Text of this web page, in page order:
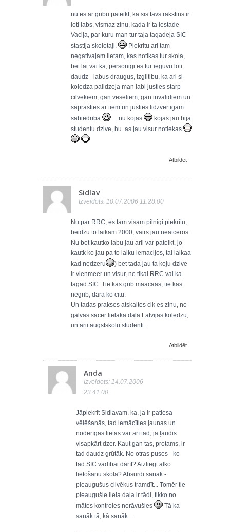
nu es ar gribu pateikt, ka sis tavs rakstins ir
loti labs, vismaz zinu, kada ir ta iestade
Vacija, par kuru man tur taja tagadeja SIC
stastija skolotaji.
Piekritu ari tam
negativajam lietam, kas notikas tur skola,
bet lai vai ka, personigi es tur ieguvu loti
daudz - labus draugus, izglitibu, ka ari si
koledza palidzeja man labi justies starp
cilvekiem, gan veseliem, gan invalidiem un
saprasties ar tiem un justies lidzvertigam
sabiedriba
.... nu kojas
kojas jau bija
studentu dzive, hu..as jau visur notiekas
Atbildēt
Sidlav
Izveidots: 10.07.2006 11:28:00
Nu par RRC, es tam visam pilnigi piekrītu,
beidzu to laikam 2000, vairs jau neatceros.
Nu bet kautko labu jau arii var pateikt, jo
kautk ko jau pa to laiku iemacijos, tai laikaa
kad nedzeru
) bet tada jau ta koju dzive
ir vienmeer un visur, ne tikai RRC vai ka
tagad SIC. Tie kas grib maacaas, tie kas
negrib, dara ko citu.
Un tadas prakses atskaites cik es zinu, no
galvas sacer lielaka daļa Latvijas koledzu,
un arii augstskolu studenti.
Atbildēt
Anda
Izveidots: 14.07.2006
23:41:00
Jāpiekrīt Sidlavam, ka, ja ir patiesa
vēlēšanās, tad iemācīties jaunas un
noderīgas lietas var arī tad, ja ļaudis
visapkārt dzer. Kaut gan tas, protams, ir
tad daudz grūtāk. No otras puses - ko
tad SIC vadībai darīt? Aizliegt alko
lietošanu skolā? Absurdi sanāk -
pieaugušus cilvēkus tramdīt... Tomēr tie
pieaugušie liela daļa ir tādi, tikko no
mātes kontroles norāvušies
Tā ka
sanāk tā, kā sanāk...